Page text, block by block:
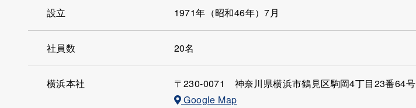
設立 1971年（昭和46年）7月
社員数 20名
横浜本社 〒230-0071 神奈川県横浜市鶴見区駒岡4丁目23番64号
Google Map